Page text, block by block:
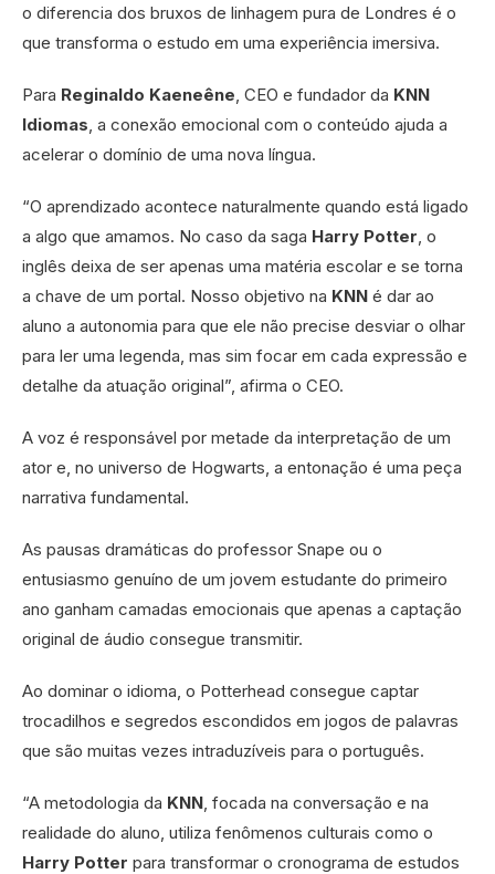
o diferencia dos bruxos de linhagem pura de Londres é o
que transforma o estudo em uma experiência imersiva.
Para Reginaldo Kaeneêne , CEO e fundador da KNN
Idiomas , a conexão emocional com o conteúdo ajuda a
acelerar o domínio de uma nova língua.
“O aprendizado acontece naturalmente quando está ligado
a algo que amamos. No caso da saga Harry Potter , o
inglês deixa de ser apenas uma matéria escolar e se torna
a chave de um portal. Nosso objetivo na KNN é dar ao
aluno a autonomia para que ele não precise desviar o olhar
para ler uma legenda, mas sim focar em cada expressão e
detalhe da atuação original”, afirma o CEO.
A voz é responsável por metade da interpretação de um
ator e, no universo de Hogwarts, a entonação é uma peça
narrativa fundamental.
As pausas dramáticas do professor Snape ou o
entusiasmo genuíno de um jovem estudante do primeiro
ano ganham camadas emocionais que apenas a captação
original de áudio consegue transmitir.
Ao dominar o idioma, o Potterhead consegue captar
trocadilhos e segredos escondidos em jogos de palavras
que são muitas vezes intraduzíveis para o português.
“A metodologia da KNN , focada na conversação e na
realidade do aluno, utiliza fenômenos culturais como o
Harry Potter para transformar o cronograma de estudos